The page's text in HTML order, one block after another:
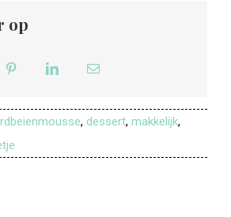
op
, dessert, makkelijk,